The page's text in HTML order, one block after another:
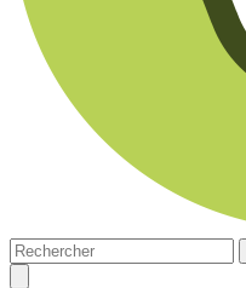
Rechercher